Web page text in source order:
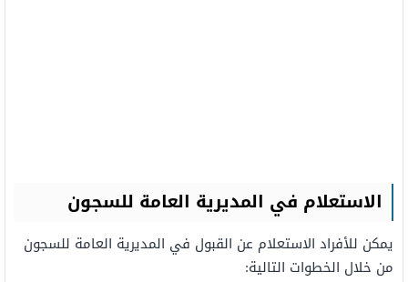
الاستعلام في المديرية العامة للسجون
يمكن للأفراد الاستعلام عن القبول في المديرية العامة للسجون
من خلال الخطوات التالية: